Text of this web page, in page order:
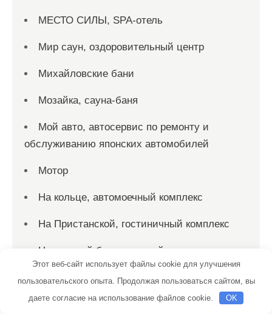
МЕСТО СИЛЫ, SPA-отель
Мир саун, оздоровительный центр
Михайловские бани
Мозайка, сауна-баня
Мой авто, автосервис по ремонту и
обслуживанию японских автомобилей
Мотор
На кольце, автомоечный комплекс
На Пристанской, гостиничный комплекс
На сладкой базе, автомойка
Нефтяник, автосервисный комплекс
Нирвана СПА, сауна
Этот веб-сайт использует файлы cookie для улучшения
пользовательского опыта. Продолжая пользоваться сайтом, вы
даете согласие на использование файлов cookie.
OK